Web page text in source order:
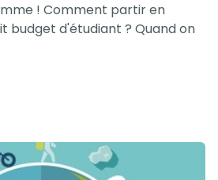
! Comment partir en
budget d'étudiant ? Quand on